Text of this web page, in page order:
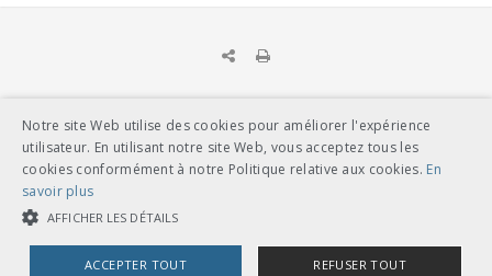
UNION DES TRANSPORTS PUBLICS
Dählhölzliweg 12
Tél. en contact direct avec l’équipe de l’UTP
info@utp.ch
Plan d'accès
Notre site Web utilise des cookies pour améliorer l'expérience
utilisateur. En utilisant notre site Web, vous acceptez tous les
cookies conformément à notre Politique relative aux cookies. En
savoir plus
AFFICHER LES DÉTAILS
ACCEPTER TOUT REFUSER TOUT